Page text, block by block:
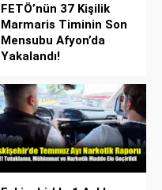
FETÖ’nün 37 Kişilik
Marmaris Timinin Son
Mensubu Afyon’da
Yakalandı!